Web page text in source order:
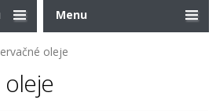
oleje
oleje
Menu